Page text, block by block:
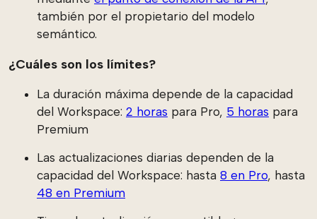
también por el propietario del modelo
semántico.
¿Cuáles son los límites?
La duración máxima depende de la capacidad
del Workspace: 2 horas para Pro, 5 horas para
Premium
Las actualizaciones diarias dependen de la
capacidad del Workspace: hasta 8 en Pro, hasta
48 en Premium